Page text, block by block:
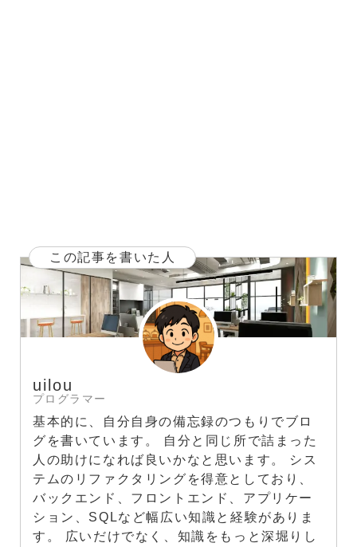
この記事を書いた人
uilou
プログラマー
基本的に、自分自身の備忘録のつもりでブロ
グを書いています。 自分と同じ所で詰まった
人の助けになれば良いかなと思います。 シス
テムのリファクタリングを得意としており、
バックエンド、フロントエンド、アプリケー
ション、SQLなど幅広い知識と経験がありま
す。 広いだけでなく、知識をもっと深堀りし